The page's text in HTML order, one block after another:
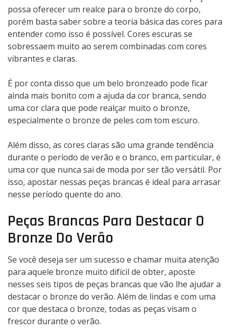
possa oferecer um realce para o bronze do corpo,
porém basta saber sobre a teoria básica das cores para
entender como isso é possível. Cores escuras se
sobressaem muito ao serem combinadas com cores
vibrantes e claras.
É por conta disso que um belo bronzeado pode ficar
ainda mais bonito com a ajuda da cor branca, sendo
uma cor clara que pode realçar muito o bronze,
especialmente o bronze de peles com tom escuro.
Além disso, as cores claras são uma grande tendência
durante o período de verão e o branco, em particular, é
uma cor que nunca sai de moda por ser tão versátil. Por
isso, apostar nessas peças brancas é ideal para arrasar
nesse período quente do ano.
Peças Brancas Para Destacar O
Bronze Do Verão
Se você deseja ser um sucesso e chamar muita atenção
para aquele bronze muito difícil de obter, aposte
nesses seis tipos de peças brancas que vão lhe ajudar a
destacar o bronze do verão. Além de lindas e com uma
cor que destaca o bronze, todas as peças visam o
frescor durante o verão.